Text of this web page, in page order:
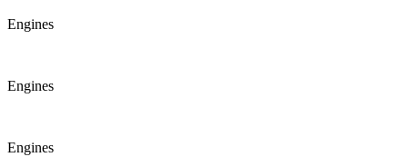
Engines
Engines
Engines